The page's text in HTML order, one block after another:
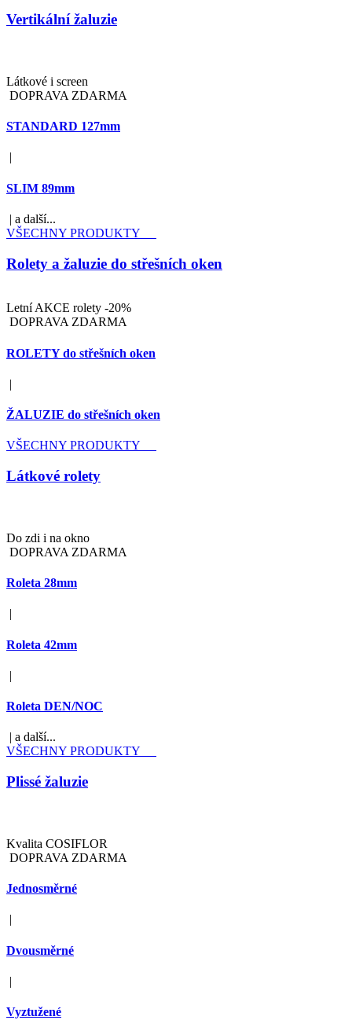
Vertikální žaluzie
Látkové i screen
DOPRAVA ZDARMA
STANDARD 127mm
|
SLIM 89mm
| a další...
VŠECHNY PRODUKTY
Rolety a žaluzie do střešních oken
Letní AKCE rolety -20%
DOPRAVA ZDARMA
ROLETY do střešních oken
|
ŽALUZIE do střešních oken
VŠECHNY PRODUKTY
Látkové rolety
Do zdi i na okno
DOPRAVA ZDARMA
Roleta 28mm
|
Roleta 42mm
|
Roleta DEN/NOC
| a další...
VŠECHNY PRODUKTY
Plissé žaluzie
Kvalita COSIFLOR
DOPRAVA ZDARMA
Jednosměrné
|
Dvousměrné
|
Vyztužené